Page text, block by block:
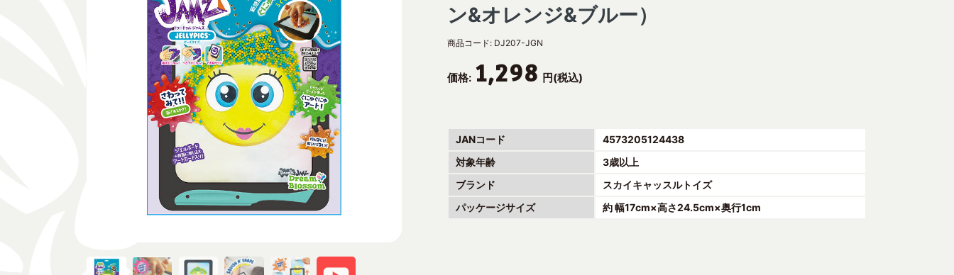
ン&オレンジ&ブルー）
商品コード: DJ207-JGN
価格: 1,298 円(税込)
JANコード
4573205124438
対象年齢
3歳以上
ブランド
スカイキャッスルトイズ
パッケージサイズ
約 幅17cm×高さ24.5cm×奥行1cm